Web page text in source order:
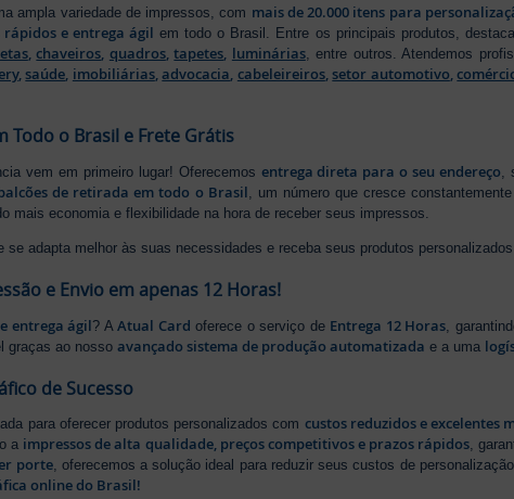
ampla variedade de impressos, com mais de 20.000 itens para
rápidos e entrega ágil em todo o Brasil. Entre os principais produtos,
,chaveiros quadros,tapetes luminárias, entre outros. Atendemos
, saúde imobiliárias,advocacia cabeleireiros, setor automotivo ,
Todo o Brasil e Frete Grátis
vem em primeiro lugar! Oferecemos entrega direta para o seu endereço,
de retirada em todo o Brasil, um número que cresce
mais economia e flexibilidade na hora de receber seus impressos.
se adapta melhor às suas necessidades e receba seus produtos
e Envio em apenas 12 Horas!
entrega ágil? AAtual Card oferece o serviço de Entrega 12 Horas ,
graças ao nossoavançado sistema de produção automatizada e a uma
de Sucesso
para oferecer produtos personalizados com custos reduzidos e excelentes
a impressos de alta qualidade, preços competitivos e prazos rápidos,
porte, oferecemos a solução ideal para reduzir seus custos de
online do Brasil!